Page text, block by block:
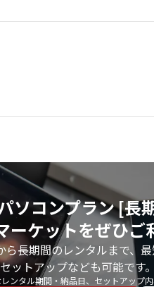
ソコンプラン [
ーケットをぜひご
長期間のレンタルまで、
ットアップなども可能です
ンタル期間・納品日、セットアップ内